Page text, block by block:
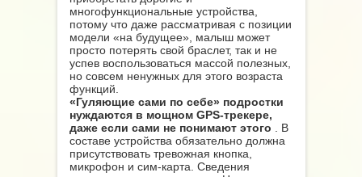
многофункциональные устройства,
потому что даже рассматривая с позиции
модели «на будущее», малыш может
просто потерять свой браслет, так и не
успев воспользоваться массой полезных,
но совсем ненужных для этого возраста
функций.
«Гуляющие сами по себе» подростки
нуждаются в мощном GPS-трекере,
даже если сами не понимают этого
. В
составе устройства обязательно должна
присутствовать тревожная кнопка,
микрофон и сим-карта. Сведения